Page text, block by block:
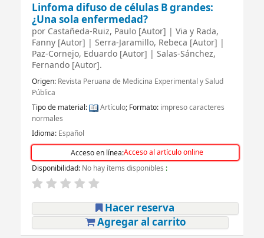
Linfoma difuso de células B grandes:
¿Una sola enfermedad?
por Castañeda-Ruiz, Paulo[Autor] | Via y Rada,
Fanny[Autor] | Serra-Jaramillo, Rebeca [Autor] |
Paz-Cornejo, Eduardo[Autor] | Salas-Sánchez,
Fernando[Autor].
Origen: Revista Peruana de Medicina Experimental y Salud
Pública
Tipo de material:
Artículo; Formato: impreso caracteres
normales
Idioma: Español
Acceso en línea:Acceso al artículo online
Disponibilidad: No hay ítems disponibles :
Hacer reserva
Agregar al carrito